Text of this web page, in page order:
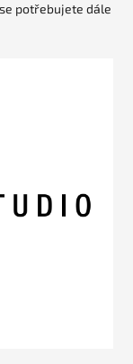
potřebujete dále